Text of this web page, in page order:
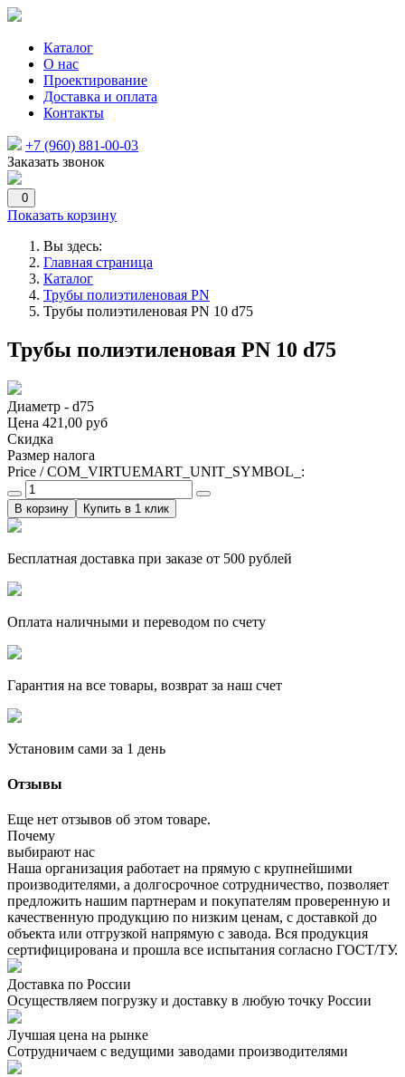
Каталог
О нас
Проектирование
Доставка и оплата
Контакты
+7 (960) 881-00-03
Заказать звонок
0
Показать корзину
Вы здесь:
Главная страница
Каталог
Трубы полиэтиленовая PN
Трубы полиэтиленовая PN 10 d75
Трубы полиэтиленовая PN 10 d75
Диаметр - d75
Цена 421,00 руб
Скидка
Размер налога
Price / COM_VIRTUEMART_UNIT_SYMBOL_:
Купить в 1 клик
Бесплатная доставка при заказе от 500 рублей
Оплата наличными и переводом по счету
Гарантия на все товары, возврат за наш счет
Установим сами за 1 день
Отзывы
Еще нет отзывов об этом товаре.
Почему
выбирают нас
Наша организация работает на прямую с крупнейшими
производителями, а долгосрочное сотрудничество, позволяет
предложить нашим партнерам и покупателям проверенную и
качественную продукцию по низким ценам, с доставкой до
объекта или отгрузкой напрямую с завода. Вся продукция
сертифицирована и прошла все испытания согласно ГОСТ/ТУ.
Доставка по России
Осуществляем погрузку и доставку в любую точку России
Лучшая цена на рынке
Сотрудничаем с ведущими заводами производителями